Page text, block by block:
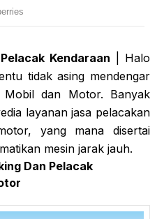
Kendaraan
| Halo
tidak asing mendengar
dan Motor. Banyak
layanan jasa pelacakan
yang mana disertai
mesin jarak jauh.
Dan Pelacak